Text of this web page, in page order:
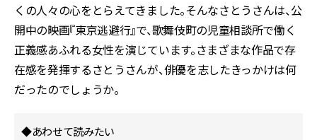
くの人々の心をとらえてきました。そんなさとうさんは、公
開中の映画『東京逃避行』で、歌舞伎町の児童相談所で働く
正義感あふれる女性を演じています。さまざまな作品で存
在感を発揮するさとうさんが、俳優を志したきっかけは何
だったのでしょうか。
◆あわせて読みたい